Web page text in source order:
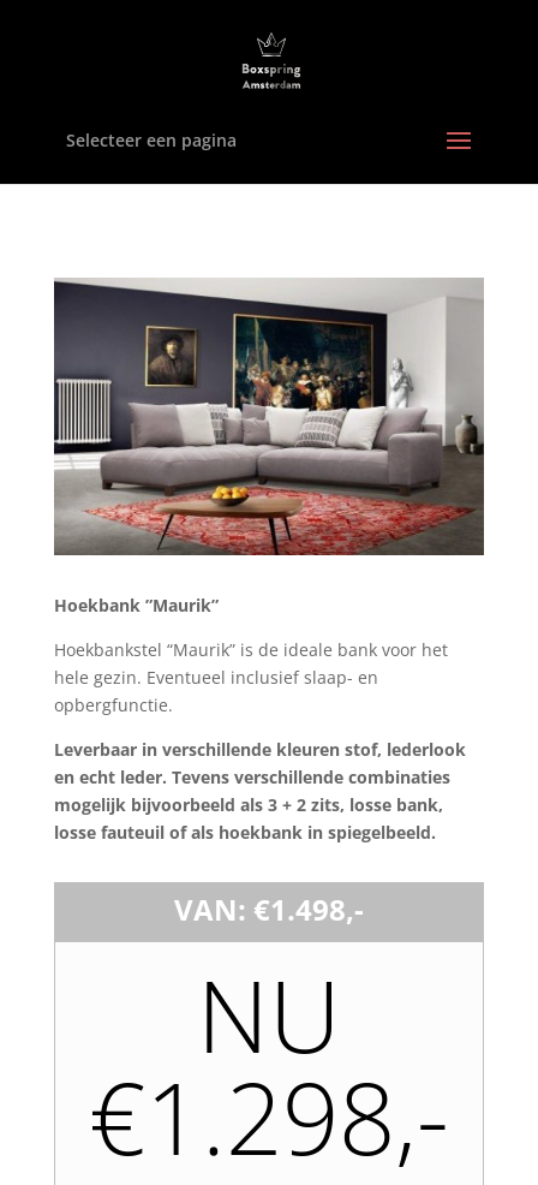
Selecteer een pagina
Hoekbank ”Maurik”
Hoekbankstel “Maurik” is de ideale bank voor het
hele gezin. Eventueel inclusief slaap- en
opbergfunctie.
Leverbaar in verschillende kleuren stof, lederlook
en echt leder. Tevens verschillende combinaties
mogelijk bijvoorbeeld als 3 + 2 zits, losse bank,
losse fauteuil of als hoekbank in spiegelbeeld.
VAN: €1.498,-
NU
€1.298,-